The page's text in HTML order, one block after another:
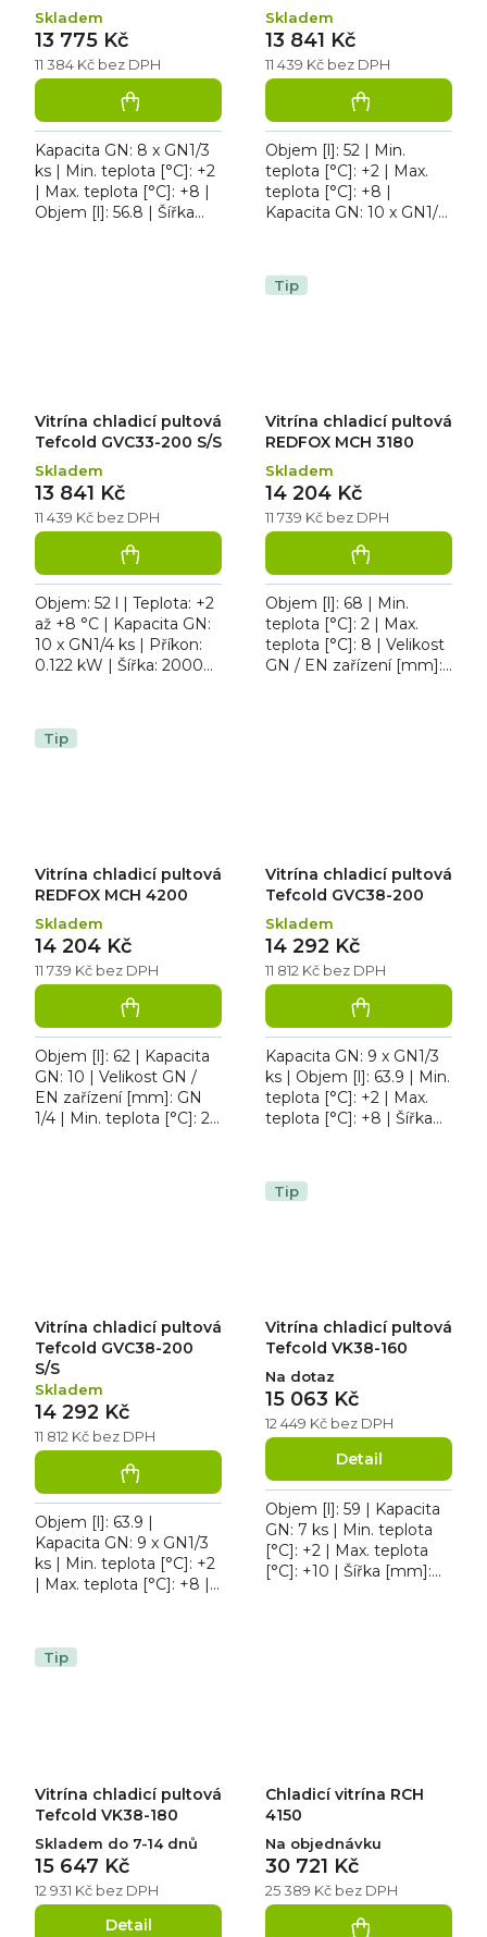
Skladem
11 384 Kč bez DPH
13 775 Kč
Kapacita GN: 8 x GN1/3
ks | Min. teplota [°C]: +2
| Max. teplota [°C]: +8 |
Objem [l]: 56.8 | Šířka
Skladem
11 439 Kč bez DPH
13 841 Kč
Objem [l]: 52 | Min.
teplota [°C]: +2 | Max.
teplota [°C]: +8 |
Kapacita GN: 10 x GN1/4
Tefcold GVC33-200...
Vitrína chladicí pultová
Tefcold GVC33-200 S/S
Skladem
11 439 Kč bez DPH
13 841 Kč
Objem: 52 l | Teplota: +2
až +8 °C | Kapacita GN:
10 x GN1/4 ks | Příkon:
0.122 kW | Šířka: 2000
200 S/S...
Tip
Vitrína chladicí pultová
REDFOX MCH 3180
Skladem
11 739 Kč bez DPH
14 204 Kč
Objem [l]: 68 | Min.
teplota [°C]: 2 | Max.
teplota [°C]: 8 | Velikost
GN / EN zařízení [mm]:
Tip
Vitrína chladicí pultová
REDFOX MCH 4200
Skladem
11 739 Kč bez DPH
14 204 Kč
Objem [l]: 62 | Kapacita
GN: 10 | Velikost GN /
EN zařízení [mm]: GN
1/4 | Min. teplota [°C]: 2 |
Vitrína chladicí pultová
Tefcold GVC38-200
Skladem
11 812 Kč bez DPH
14 292 Kč
Kapacita GN: 9 x GN1/3
ks | Objem [l]: 63.9 | Min.
teplota [°C]: +2 | Max.
teplota [°C]: +8 | Šířka
GVC38-200...
Vitrína chladicí pultová
Tefcold GVC38-200
S/S
Skladem
11 812 Kč bez DPH
14 292 Kč
Objem [l]: 63.9 |
Kapacita GN: 9 x GN1/3
ks | Min. teplota [°C]: +2
| Max. teplota [°C]: +8 |
Tefcold GVC38-200...
Tip
Vitrína chladicí pultová
Tefcold VK38-160
Na dotaz
12 449 Kč bez DPH
15 063 Kč
Detail
Objem [l]: 59 | Kapacita
GN: 7 ks | Min. teplota
[°C]: +2 | Max. teplota
[°C]: +10 | Šířka [mm]:
Tip
Vitrína chladicí pultová
Tefcold VK38-180
Skladem do 7-14 dnů
12 931 Kč bez DPH
15 647 Kč
Detail
Chladicí vitrína RCH
4150
Na objednávku
25 389 Kč bez DPH
30 721 Kč